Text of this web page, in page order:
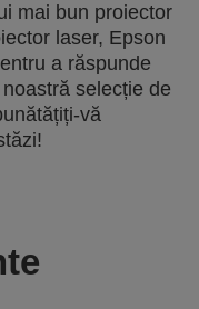
mai bun proiector
laser, Epson
a răspunde
selecție de
vă